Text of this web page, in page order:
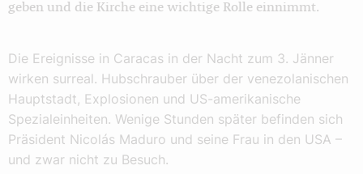
geben und die Kirche eine wichtige Rolle einnimmt.
Die Ereignisse in Caracas in der Nacht zum 3. Jänner
wirken surreal. Hubschrauber über der venezolanischen
Hauptstadt, Explosionen und US-amerikanische
Spezialeinheiten. Wenige Stunden später befinden sich
Präsident Nicolás Maduro und seine Frau in den USA –
und zwar nicht zu Besuch.